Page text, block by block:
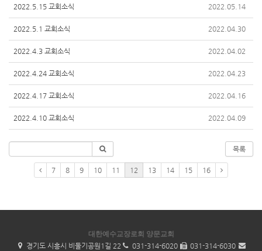
2022.5.15 교회소식 2022.05.14
2022.5.1 교회소식 2022.04.30
2022.4.3 교회소식 2022.04.02
2022.4.24 교회소식 2022.04.23
2022.4.17 교회소식 2022.04.16
2022.4.10 교회소식 2022.04.09
목록
7 8 9 10 11 12 13 14 15 16
대한예수교장로회 양문교회
경기도 시흥시 비둘기공원1길 22 031-314-6020 031-314-6030